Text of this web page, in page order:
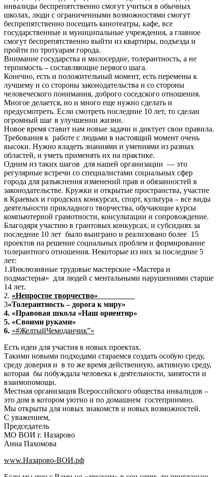
инвалиды беспрепятственно смогут учиться в обычных
школах, люди с ограниченными возможностями смогут
беспрепятственно посещать кинотеатры, кафе, все
государственные и муниципальные учреждения, а главное
смогут беспрепятственно выйти из квартиры, подъезда и
пройти по тротуарам города.
Внимание государства и милосердие, толерантность, а не
терпимость – составляющие первого шага.
Конечно, есть и положительный момент, есть перемены к
лучшему и со стороны законодательства и со стороны
человеческого понимания, доброго соседского отношения.
Многое делается, но и много еще нужно сделать и
предусмотреть. Если смотреть последние 10 лет, то сделан
огромный шаг в улучшении жизни.
Новое время ставит нам новые задачи и диктует свои правила.
Требования к работе с людьми в настоящий момент очень
высоки. Нужно владеть знаниями и умениями из разных
областей, и уметь применять их на практике.
Одним из таких шагов для нашей организации — это
регулярные встречи со специалистами социальных сфер
города для разъяснения изменений прав и обязанностей в
законодательстве. Кружки и открытые пространства, участие
в Краевых и городских конкурсах, спорт, культура – все виды
деятельности прикладного творчества, обучающие курсы
компьютерной грамотности, консультации и сопровождение.
Благодяря участию в грантовых конкурсах, и субсидиях за
последние 10 лет было выиграно и реализовано более 15
проектов на решение социальных проблем и формирование
толерантного отношения. Некоторые из них за последние 5
лет:
1.Инклюзивные трудовые мастерские «Мастера и
подмастерья» для людей с ментальными нарушениями старше
14 лет.
2. «Непростое творчество»
3«Толерантность – дорога к миру»
4. «Правовая школа «Наш ориентир»
5. «Своими руками»
6. «#ЖелтыйЧемоданчик”»
Есть идеи для участия в новых проектах.
Такими новыми подходами стараемся создать особую среду,
среду доверия и в то же время действенную, активную среду,
которая бы побуждала человека к деятельности, занятости и
взаимопомощи.
Местная организация Всероссийского общества инвалидов –
это дом в котором уютно и по домашнем гостеприимно.
Мы открыты для новых знакомств и новых возможностей.
С уважением,
Председатель
МО ВОИ г. Назарово
Анна Пахомова
www.Назарово-ВОИ.рф